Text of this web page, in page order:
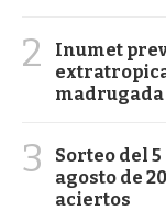
2
Inumet
3
Sorteo del
agosto de
aciertos